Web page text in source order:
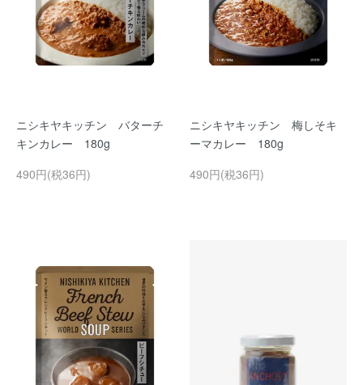
ニシキヤキッチン バターチ
キンカレー 180g
490円(税36円)
ニシキヤキッチン 梅しそキ
ーマカレー 180g
490円(税36円)